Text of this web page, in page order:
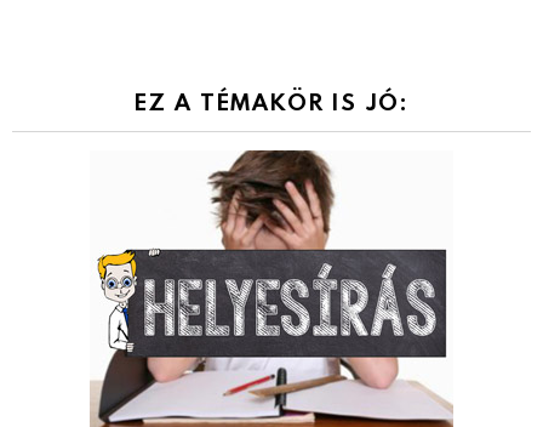
EZ A TÉMAKÖR IS JÓ: